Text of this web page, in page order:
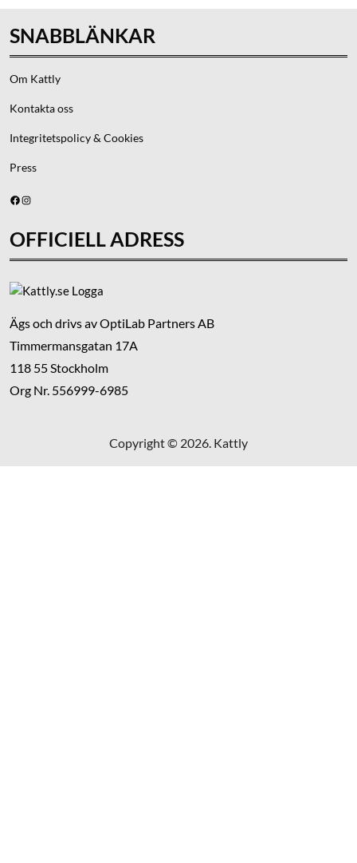
SNABBLÄNKAR
Om Kattly
Kontakta oss
Integritetspolicy & Cookies
Press
Facebook
Instagram
OFFICIELL ADRESS
Ägs och drivs av OptiLab Partners AB
Timmermansgatan 17A
118 55 Stockholm
Org Nr. 556999-6985
Copyright © 2026. Kattly